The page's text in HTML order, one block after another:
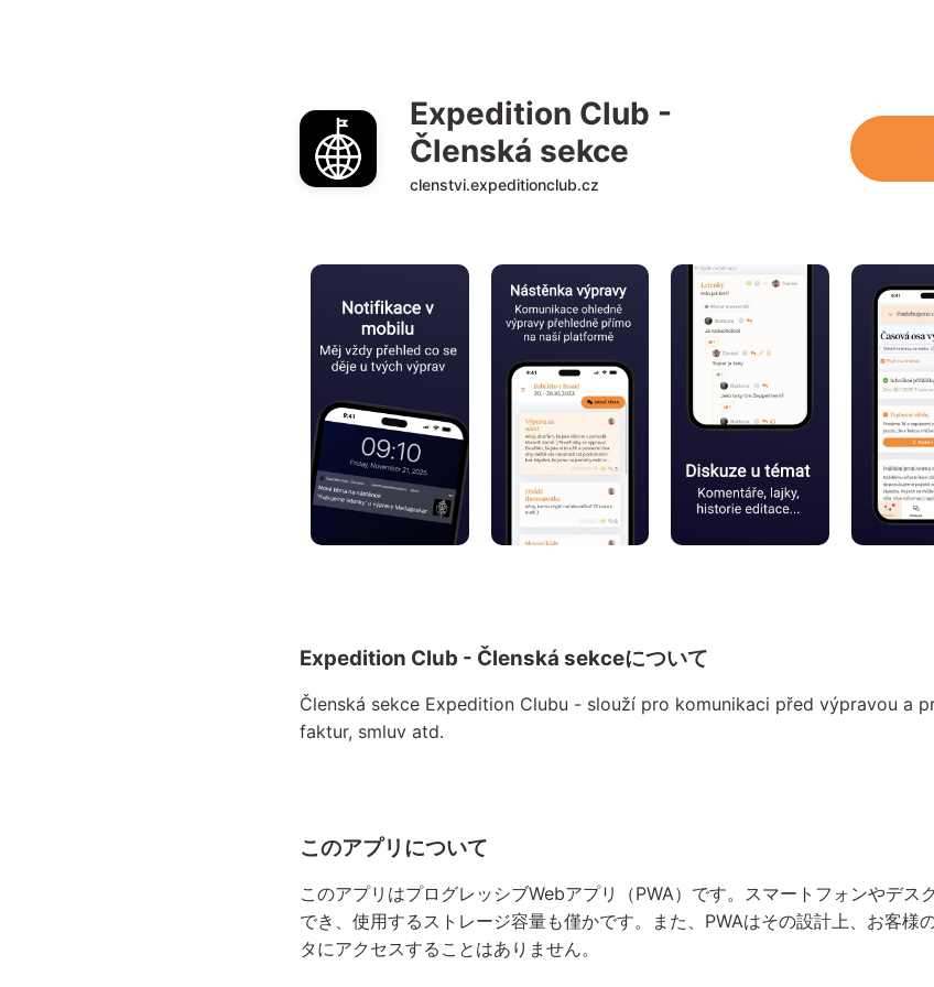
Expedition Club -
Členská sekce
clenstvi.expeditionclub.cz
Expedition Club - Členská sekceについて
Členská sekce Expedition Clubu - slouží pro komunikaci před výpravou a
faktur, smluv atd.
このアプリについて
このアプリはプログレッシブWebアプリ（PWA）です。スマートフォンやデス
でき、使用するストレージ容量も僅かです。また、PWAはその設計上、お客様
タにアクセスすることはありません。